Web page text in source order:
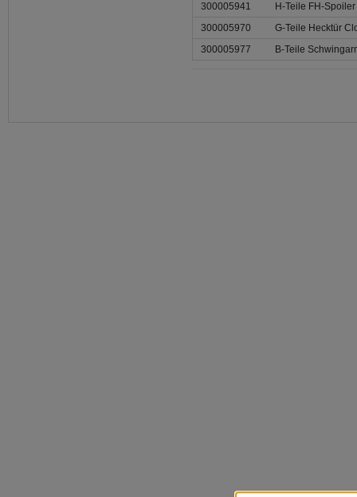
300005941
H-Teile FH-
300005970
G-Teile Hecktür
300005977
B-Teile